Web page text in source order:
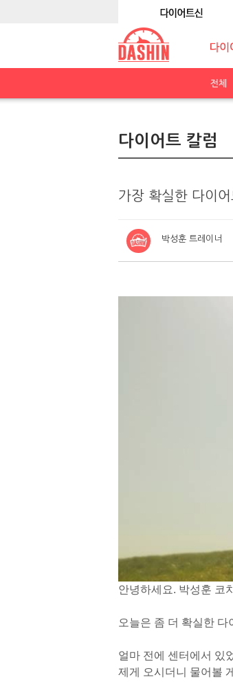
전체
다이어트 칼럼
가장 확실한 다이
박성훈 트레이너
안녕하세요. 박성훈 코
오늘은 좀 더 확실한
얼마 전에 센터에서 있
제게 오시더니 물어볼